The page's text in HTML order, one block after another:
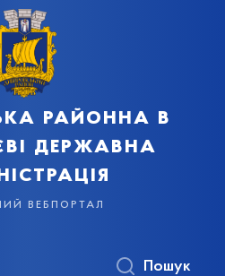
районна в
державна
вебпортал
Пошук